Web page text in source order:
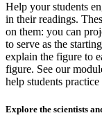
Help your students
in their readings.
on them: you can
to serve as the
explain the figure to
figure. See our
help students
Explore the scientists